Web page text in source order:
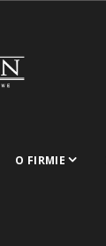
O FIRMIE